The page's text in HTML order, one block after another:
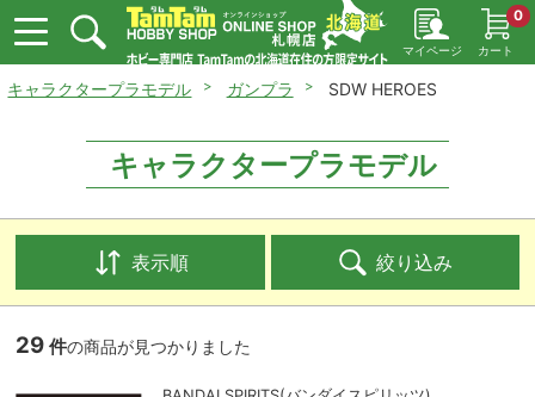
マイページ カート
0
キャラクタープラモデル ガンプラ SDW HEROES
キャラクタープラモデル
表示順 絞り込み
29 件の商品が見つかりました